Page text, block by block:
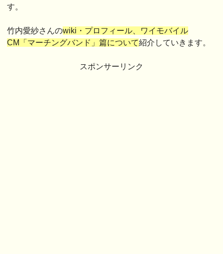
す。
竹内愛紗さんのwiki・プロフィール、ワイモバイル
CM「マーチングバンド」篇について紹介していきます。
スポンサーリンク